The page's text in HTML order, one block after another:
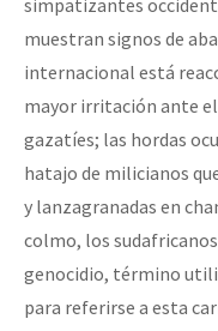
muestran signos de
internacional está
mayor irritación ante
gazatíes; las hordas
hatajo de milicianos
y lanzagranadas en
colmo, los
genocidio, término
para referirse a esta